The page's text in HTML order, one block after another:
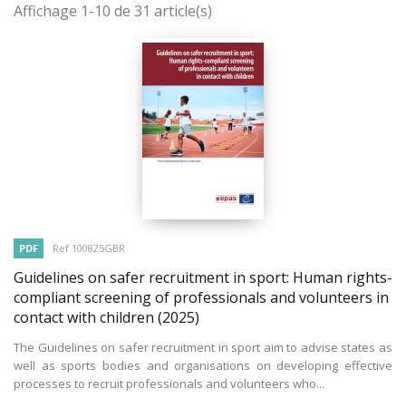
Affichage 1-10 de 31 article(s)
PDF Ref 100825GBR
Guidelines on safer recruitment in sport: Human rights-
compliant screening of professionals and volunteers in
contact with children (2025)
The Guidelines on safer recruitment in sport aim to advise states as
well as sports bodies and organisations on developing effective
processes to recruit professionals and volunteers who...